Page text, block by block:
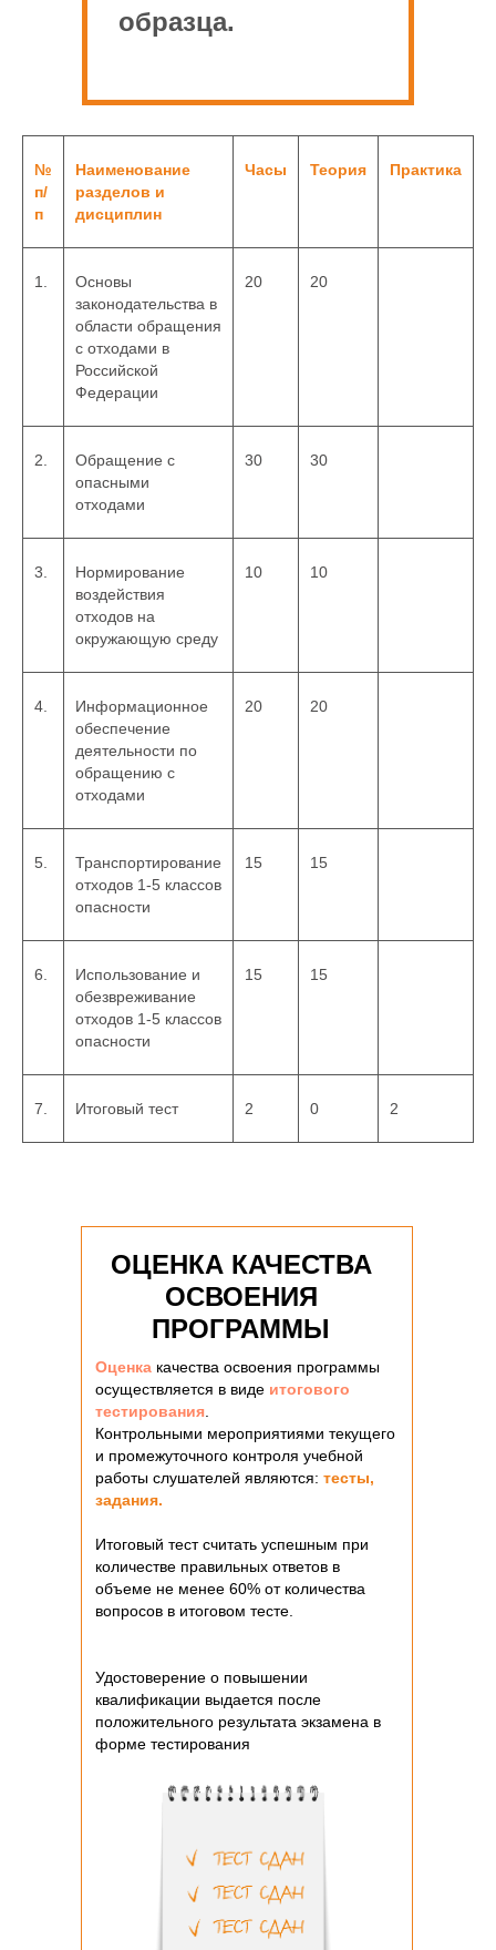
образца.
№
п/
п
Наименование
разделов и
дисциплин
Часы Теория Практика
1.
Основы
законодательства в
области обращения
с отходами в
Российской
Федерации
20 20
2.
Обращение с
опасными
отходами
30 30
3.
Нормирование
воздействия
отходов на
окружающую среду
10 10
4.
Информационное
обеспечение
деятельности по
обращению с
отходами
20 20
5.
Транспортирование
отходов 1-5 классов
опасности
15 15
6.
Использование и
обезвреживание
отходов 1-5 классов
опасности
15 15
7. Итоговый тест 2 0 2
Оценка качества освоения программы
осуществляется в виде итогового
тестирования
Контрольными мероприятиями текущего
и промежуточного контроля учебной
работы слушателей являются: тесты,
задания.
Итоговый тест считать успешным при
количестве правильных ответов в
объеме не менее 60% от количества
вопросов в итоговом тесте.
Удостоверение о повышении
квалификации выдается после
положительного результата экзамена в
форме тестирования
ОЦЕНКА КАЧЕСТВА
ОСВОЕНИЯ
ПРОГРАММЫ